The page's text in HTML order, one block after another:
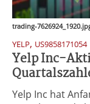
trading-
YELP, US9858171054
Yelp Inc-
Yelp Inc hat